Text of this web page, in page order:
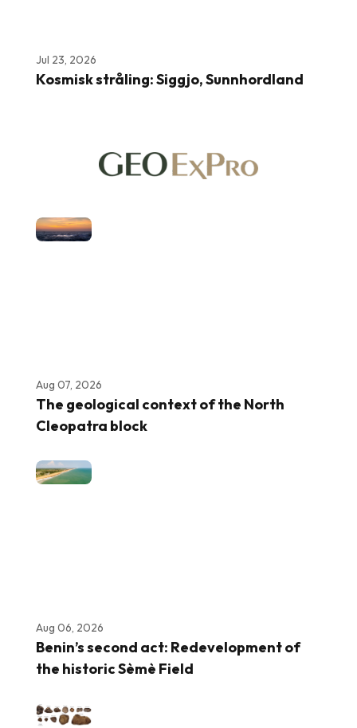
Jul 23, 2026
Kosmisk stråling: Siggjo, Sunnhordland
Aug 07, 2026
The geological context of the North
Cleopatra block
Aug 06, 2026
Benin’s second act: Redevelopment of
the historic Sèmè Field